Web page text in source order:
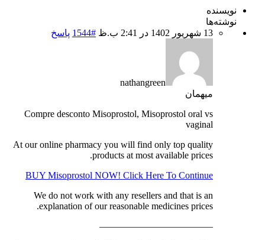
نویسنده
نوشته‌ها
13 شهریور 1402 در 2:41 ب.ظ
#1544 پاسخ
nathangreen
میهمان
Compre desconto Misoprostol, Misoprostol oral vs
vaginal
At our online pharmacy you will find only top quality
products at most available prices.
BUY Misoprostol NOW! Click Here To Continue
We do not work with any resellers and that is an
explanation of our reasonable medicines prices.
————————————